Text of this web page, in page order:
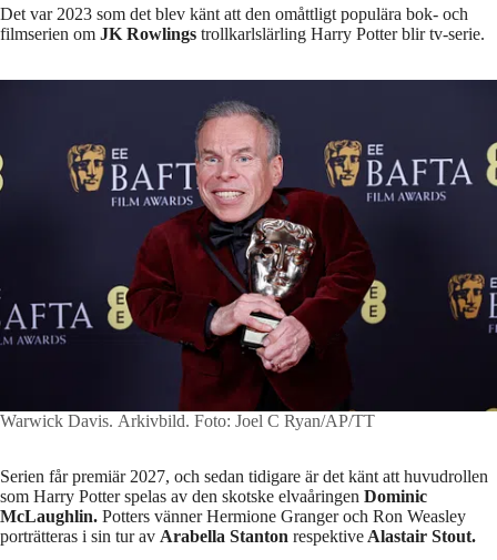
Det var 2023 som det blev känt att den omåttligt populära bok- och
filmserien om JK Rowlings trollkarlslärling Harry Potter blir tv-serie.
Warwick Davis. Arkivbild. Foto: Joel C Ryan/AP/TT
Serien får premiär 2027, och sedan tidigare är det känt att huvudrollen
som Harry Potter spelas av den skotske elvaåringen Dominic
McLaughlin. Potters vänner Hermione Granger och Ron Weasley
porträtteras i sin tur av Arabella Stanton respektive Alastair Stout.